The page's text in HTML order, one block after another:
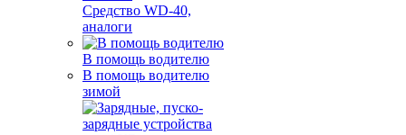
Средство WD-40,
аналоги
В помощь водителю
В помощь водителю
зимой